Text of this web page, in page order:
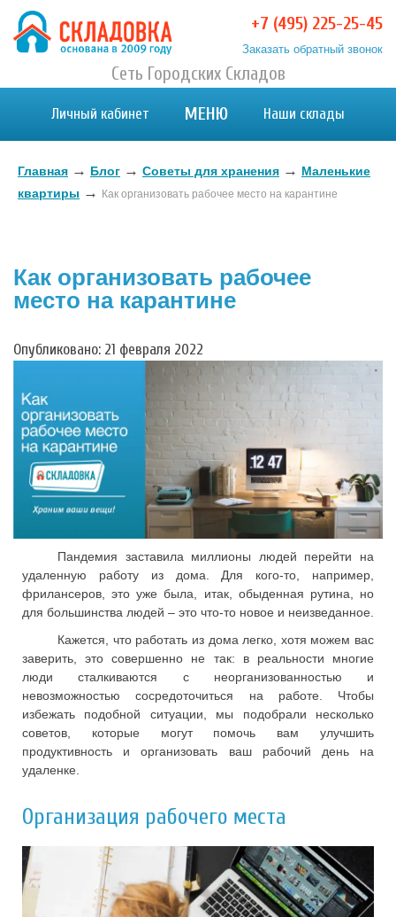
Хранение вещей в Москве и МО. Склад временного
Хранение вещей в Москве и МО. Склад временного хранения. Складовка
+7 (495) 225-25-45
Заказать обратный звонок
Сеть Городских Складов
Личный кабинет МЕНЮ Наши склады
Главная → Блог → Советы для хранения → Маленькие
квартиры → Как организовать рабочее место на карантине
Как организовать рабочее
место на карантине
Опубликовано: 21 февраля 2022
Пандемия заставила миллионы людей перейти на
удаленную работу из дома. Для кого-то, например,
фрилансеров, это уже была, итак, обыденная рутина, но
для большинства людей – это что-то новое и неизведанное.
Кажется, что работать из дома легко, хотя можем вас
заверить, это совершенно не так: в реальности многие
люди сталкиваются с неорганизованностью и
невозможностью сосредоточиться на работе. Чтобы
избежать подобной ситуации, мы подобрали несколько
советов, которые могут помочь вам улучшить
продуктивность и организовать ваш рабочий день на
удаленке.
Организация рабочего места